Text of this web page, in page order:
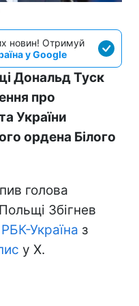
новин! Отримуй
у Google
Дональд Туск
про
України
ордена Білого
голова
Збігнев
РБК-Україна з
у X.